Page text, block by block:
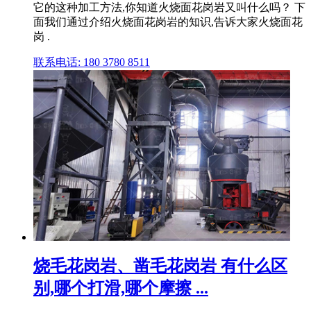
它的这种加工方法,你知道火烧面花岗岩又叫什么吗？ 下
面我们通过介绍火烧面花岗岩的知识,告诉大家火烧面花
岗 .
联系电话: 180 3780 8511
烧毛花岗岩、凿毛花岗岩 有什么区
别,哪个打滑,哪个摩擦 ...